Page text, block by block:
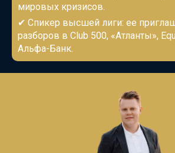
мировых кризисов.
✔ Спикер высшей лиги: ее
разборов в Club 500, «Атланты»,
Альфа-Банк.